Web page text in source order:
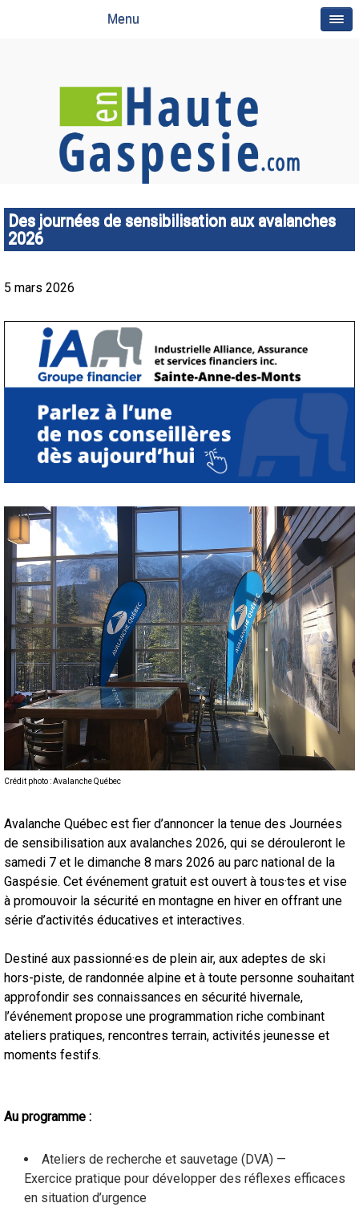
Menu
Des journées de sensibilisation aux avalanches
2026
5 mars 2026
Crédit photo : Avalanche Québec
Avalanche Québec est fier d’annoncer la tenue des Journées
de sensibilisation aux avalanches 2026, qui se dérouleront le
samedi 7 et le dimanche 8 mars 2026 au parc national de la
Gaspésie. Cet événement gratuit est ouvert à tous·tes et vise
à promouvoir la sécurité en montagne en hiver en offrant une
série d’activités éducatives et interactives.
Destiné aux passionné·es de plein air, aux adeptes de ski
hors-piste, de randonnée alpine et à toute personne souhaitant
approfondir ses connaissances en sécurité hivernale,
l’événement propose une programmation riche combinant
ateliers pratiques, rencontres terrain, activités jeunesse et
moments festifs.
Au programme :
Ateliers de recherche et sauvetage (DVA) —
Exercice pratique pour développer des réflexes efficaces
en situation d’urgence